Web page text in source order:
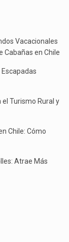
Vacacionales
Cabañas en Chile
el Turismo Rural y
Chile: Cómo
Atrae Más